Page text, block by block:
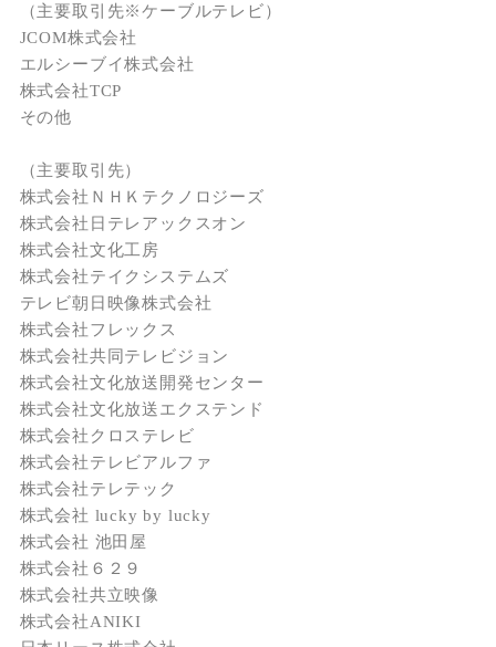
（主要取引先※ケーブルテレビ）
JCOM株式会社
エルシーブイ株式会社
株式会社TCP
その他
（主要取引先）
株式会社ＮＨＫテクノロジーズ
株式会社日テレアックスオン
株式会社文化工房
株式会社テイクシステムズ
テレビ朝日映像株式会社
株式会社フレックス
株式会社共同テレビジョン
株式会社文化放送開発センター
株式会社文化放送エクステンド
株式会社クロステレビ
株式会社テレビアルファ
株式会社テレテック
株式会社 lucky by lucky
株式会社 池田屋
株式会社６２９
株式会社共立映像
株式会社ANIKI